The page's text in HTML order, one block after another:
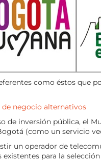
como éstos que
de negocio alternativos
de inversión pública, el
(como un servicio
un operador de
existentes para la